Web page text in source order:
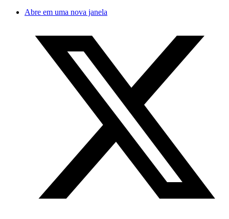
Abre em uma nova janela